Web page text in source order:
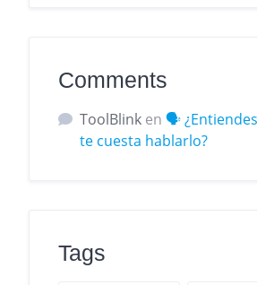
Comments
ToolBlink en 🗣️
te cuesta hablarlo?
Tags